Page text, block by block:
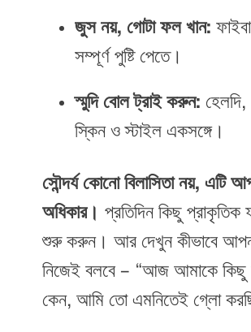
জুস নয়, গোটা ফল খান:
সম্পূর্ণ পুষ্টি পেতে।
স্মুদি বোল ট্রাই করুন:
স্কিন ও স্টাইল একসঙ্গে।
সৌন্দর্য কোনো বিলাসিতা নয়, এটি
অধিকার।প্রতিদিন কিছু প্রাকৃতিক
শুরু করুন। আর দেখুন কীভাবে
নিজেই বলবে – “আজ আমাকে কিছু
কেন, আমি তো এমনিতেই গ্লো